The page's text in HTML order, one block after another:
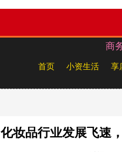
商
享
小资生活
首页
化妆品行业发展飞速